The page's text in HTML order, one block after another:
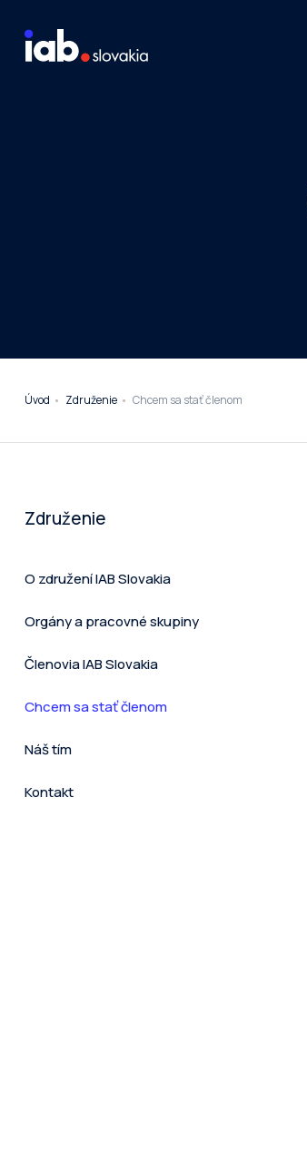
Staň sa členom
Úvod Združenie Chcem sa stať členom
Združenie
O združení IAB Slovakia
Orgány a pracovné skupiny
Členovia IAB Slovakia
Chcem sa stať členom
Náš tím
Kontakt